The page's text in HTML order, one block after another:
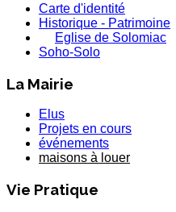
Carte d'identité
Historique - Patrimoine
Eglise de Solomiac
Soho-Solo
La Mairie
Elus
Projets en cours
événements
maisons à louer
Vie Pratique